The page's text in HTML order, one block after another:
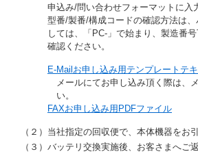
申込み/問い合わせフォーマットに入
型番/製番/構成コードの確認方法は
しては、「PC-」で始まり、製造番
確認ください。
E-Mailお申し込み用テンプレートテ
メールにてお申し込み頂く際は、
い。
FAXお申し込み用PDFファイル
（２）当社指定の回収便で、本体機器をお
（３）バッテリ交換実施後、お客さまへご